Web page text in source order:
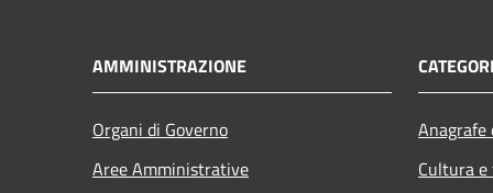
AMMINISTRAZIONE
Organi di Governo
Aree Amministrative
Cultura